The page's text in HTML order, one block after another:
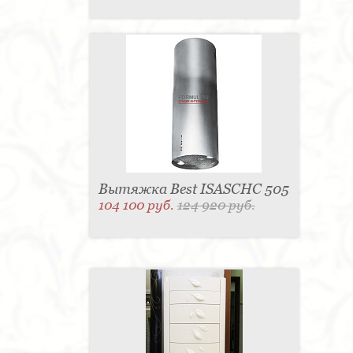
Вытяжка Best ISASCHC 505
104 100 руб.124 920 руб.